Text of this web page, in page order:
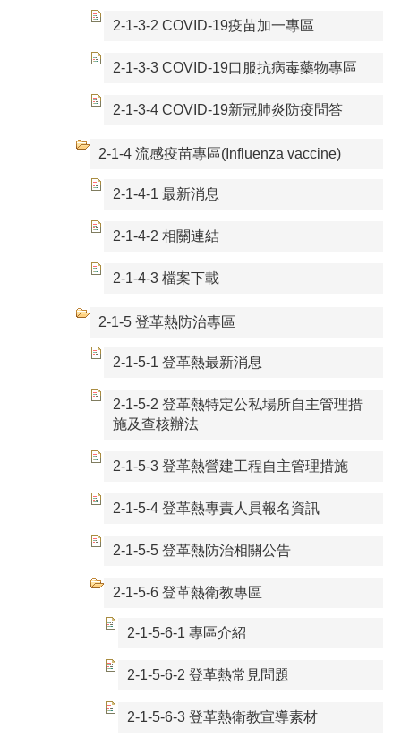
2-1-3-2 COVID-19疫苗加一專區
2-1-3-3 COVID-19口服抗病毒藥物專區
2-1-3-4 COVID-19新冠肺炎防疫問答
2-1-4 流感疫苗專區(Influenza vaccine)
2-1-4-1 最新消息
2-1-4-2 相關連結
2-1-4-3 檔案下載
2-1-5 登革熱防治專區
2-1-5-1 登革熱最新消息
2-1-5-2 登革熱特定公私場所自主管理措
施及查核辦法
2-1-5-3 登革熱營建工程自主管理措施
2-1-5-4 登革熱專責人員報名資訊
2-1-5-5 登革熱防治相關公告
2-1-5-6 登革熱衛教專區
2-1-5-6-1 專區介紹
2-1-5-6-2 登革熱常見問題
2-1-5-6-3 登革熱衛教宣導素材